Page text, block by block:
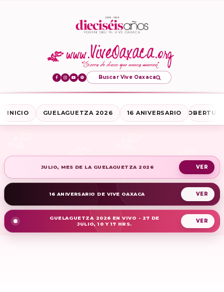
Buscar Vive Oaxaca
INICIO GUELAGUETZA 2026 16 ANIVERSARIO
JULIO, MES DE LA GUELAGUETZA 2026
16 ANIVERSARIO DE VIVE OAXACA
GUELAGUETZA 2026 EN VIVO - 27 DE
JULIO, 10 Y 17 HRS.